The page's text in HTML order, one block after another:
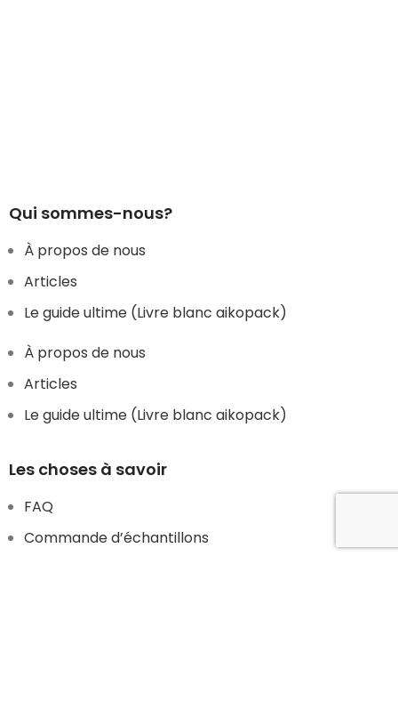
Qui sommes-nous?
À propos de nous
Articles
Le guide ultime (Livre blanc aikopack)
À propos de nous
Articles
Le guide ultime (Livre blanc aikopack)
Les choses à savoir
FAQ
Commande d’échantillons